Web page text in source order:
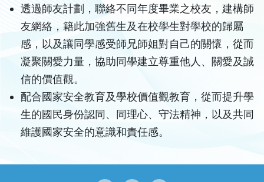
透過師友計劃，聯絡不同年度畢業之校友，建構師
友網絡，籍此加強舊生及在校學生對學校的歸屬
感，以及讓同學感受師兄師姐對自己的關懷，從而
凝聚關愛力量，協助同學建立尊重他人、關愛及誠
信的價值觀。
配合國家安全教育及學校價值觀教育，從而提升學
生的國民身份認同、同理心、守法精神，以及共同
維護國家安全的意識和責任感。